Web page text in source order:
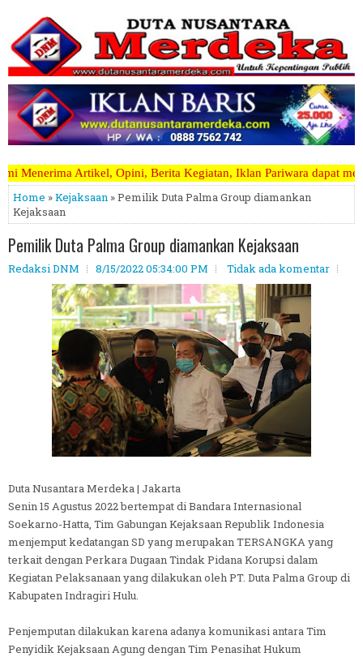
Kegiatan, Iklan Pariwara dapat mengirimkannya melalui email
Home »Kejaksaan » Pemilik Duta Palma Group diamankan
Kejaksaan
Pemilik Duta Palma Group diamankan Kejaksaan
Redaksi DNM 8/15/2022 05:34:00 PM Tidak ada komentar
Duta Nusantara Merdeka | Jakarta
Senin 15 Agustus 2022 bertempat di Bandara Internasional
Soekarno-Hatta, Tim Gabungan Kejaksaan Republik Indonesia
menjemput kedatangan SD yang merupakan TERSANGKA yang
terkait dengan Perkara Dugaan Tindak Pidana Korupsi dalam
Kegiatan Pelaksanaan yang dilakukan oleh PT. Duta Palma Group di
Kabupaten Indragiri Hulu.
Penjemputan dilakukan karena adanya komunikasi antara Tim
Penyidik Kejaksaan Agung dengan Tim Penasihat Hukum